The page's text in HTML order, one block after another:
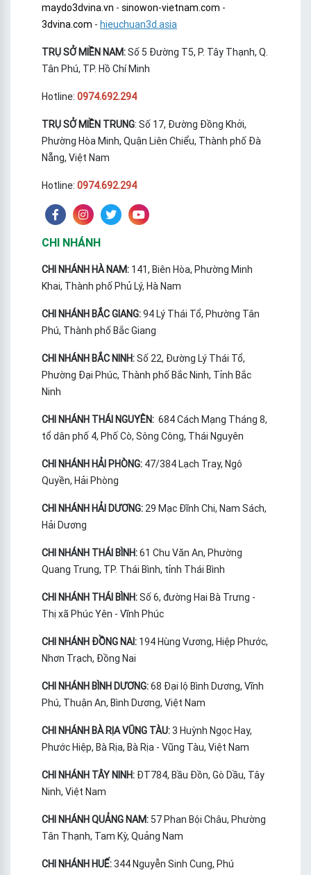
maydo3dvina.vn - sinowon-vietnam.com -
3dvina.com - hieuchuan3d.asia
TRỤ SỞ MIỀN NAM:Số 5 Đường T5, P. Tây Thạnh, Q.
Tân Phú, TP. Hồ Chí Minh
Hotline: 0974.692.294
TRỤ SỞ MIỀN TRUNG: Số 17, Đường Đồng Khởi,
Phường Hòa Minh, Quận Liên Chiểu, Thành phố Đà
Nẵng, Việt Nam
Hotline: 0974.692.294
CHI NHÁNH
CHI NHÁNH HÀ NAM: 141, Biên Hòa, Phường Minh
Khai, Thành phố Phủ Lý, Hà Nam
CHI NHÁNH BẮC GIANG:94 Lý Thái Tổ, Phường Tân
Phú, Thành phố Bắc Giang
CHI NHÁNH BẮC NINH:Số 22, Đường Lý Thái Tổ,
Phường Đại Phúc, Thành phố Bắc Ninh, Tỉnh Bắc
Ninh
CHI NHÁNH THÁI NGUYÊN: 684 Cách Mạng Tháng 8,
tổ dân phố 4, Phố Cò, Sông Công, Thái Nguyên
CHI NHÁNH HẢI PHÒNG: 47/384 Lạch Tray, Ngô
Quyền, Hải Phòng
CHI NHÁNH HẢI DƯƠNG: 29 Mạc Đĩnh Chi, Nam Sách,
Hải Dương
CHI NHÁNH THÁI BÌNH:61 Chu Văn An, Phường
Quang Trung, TP. Thái Bình, tỉnh Thái Bình
CHI NHÁNH THÁI BÌNH:Số 6, đường Hai Bà Trưng -
Thị xã Phúc Yên - Vĩnh Phúc
CHI NHÁNH ĐỒNG NAI: 194 Hùng Vương, Hiệp Phước,
Nhơn Trạch, Đồng Nai
CHI NHÁNH BÌNH DƯƠNG:68 Đại lộ Bình Dương, Vĩnh
Phú, Thuận An, Bình Dương, Việt Nam
CHI NHÁNH BÀ RỊA VŨNG TÀU:3 Huỳnh Ngọc Hay,
Phước Hiệp, Bà Rịa, Bà Rịa - Vũng Tàu, Việt Nam
CHI NHÁNH TÂY NINH: ĐT784, Bầu Đồn, Gò Dầu, Tây
Ninh, Việt Nam
CHI NHÁNH QUẢNG NAM: 57 Phan Bội Châu, Phường
Tân Thạnh, Tam Kỳ, Quảng Nam
CHI NHÁNH HUẾ:344 Nguyễn Sinh Cung, Phú